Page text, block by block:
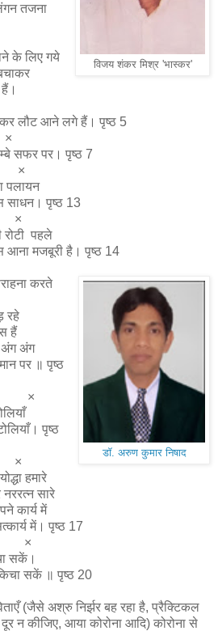
विजय शंकर मिश्र 'भास्कर'
तजना
के लिए गये
लौट आने लगे हैं। पृष्ठ 5
सफर पर। पृष्ठ 7
पलायन
साधन। पृष्ठ 13
रोटी पहले
आना मजबूरी है। पृष्ठ 14
डॉ. अरुण कुमार निषाद
करते
रहे
हैं
अंग अंग
पर ॥ पृष्ठ
पृष्ठ
हमारे
नररत्न सारे
कार्य में
में। पृष्ठ 17
सकें।
सकें ॥ पृष्ठ 20
(जैसे अश्रु निर्झर बह रहा है, प्रैक्टिकल
दूर न कीजिए, आया कोरोना आदि) कोरोना से